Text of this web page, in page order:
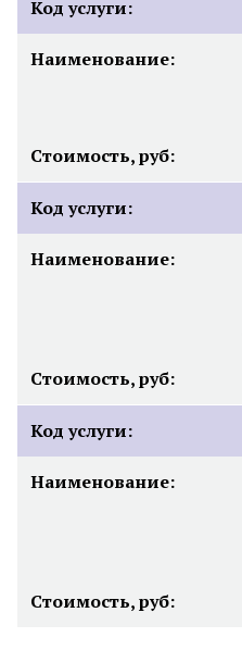
Код услуги:
Наименование:
Стоимость, руб:
Код услуги:
Наименование:
Стоимость, руб:
Код услуги:
Наименование:
Стоимость, руб: